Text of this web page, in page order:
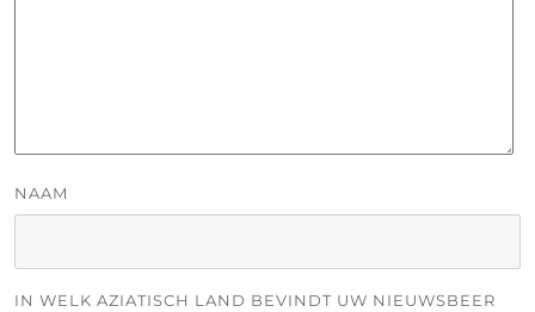
NAAM
IN WELK AZIATISCH LAND BEVINDT UW NIEUWSBEER